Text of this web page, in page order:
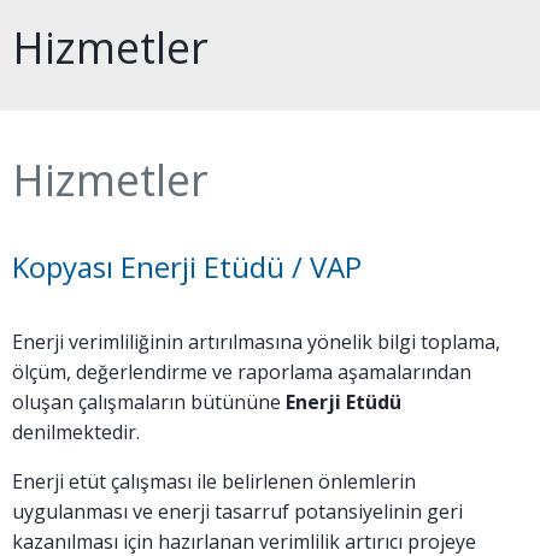
Hizmetler
Hizmetler
Kopyası Enerji Etüdü / VAP
Enerji verimliliğinin artırılmasına yönelik bilgi toplama,
ölçüm, değerlendirme ve raporlama aşamalarından
oluşan çalışmaların bütününe Enerji Etüdü
denilmektedir.
Enerji etüt çalışması ile belirlenen önlemlerin
uygulanması ve enerji tasarruf potansiyelinin geri
kazanılması için hazırlanan verimlilik artırıcı projeye